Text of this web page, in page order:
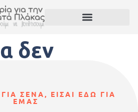
δεν
σε αυτή την τοποθεσία.
ΣΕΝΑ, ΕΙΣΑΙ ΕΔΩ ΓΙΑ
ΕΜΑΣ